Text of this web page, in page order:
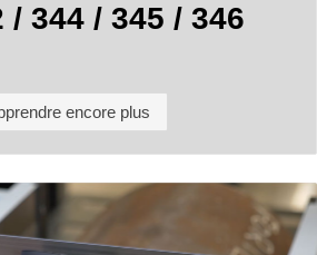
/ 344 / 345 / 346
encore plus